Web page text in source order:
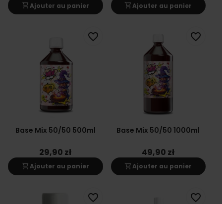
shopping_cartAjouter au panier shopping_cartAjouter au panier
Base Mix 50/50 500ml
29,90 zł
shopping_cartAjouter au panier
favorite_border
Base Mix 50/50 1000ml
49,90 zł
shopping_cartAjouter au panier
favorite_border
favorite_border favorite_border